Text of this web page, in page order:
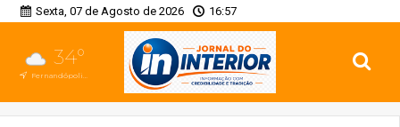
Sexta, 07 de Agosto de 2026 16:57
34°
Fernandópolis, SP